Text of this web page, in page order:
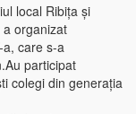
local Ribița și
organizat
a, care s-a
participat
colegi din generația